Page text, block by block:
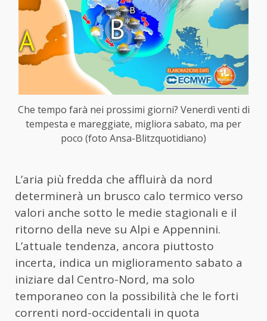
Che tempo farà nei prossimi giorni? Venerdì venti di
tempesta e mareggiate, migliora sabato, ma per
poco (foto Ansa-Blitzquotidiano)
L’aria più fredda che affluirà da nord
determinerà un brusco calo termico verso
valori anche sotto le medie stagionali e il
ritorno della neve su Alpi e Appennini.
L’attuale tendenza, ancora piuttosto
incerta, indica un miglioramento sabato a
iniziare dal Centro-Nord, ma solo
temporaneo con la possibilità che le forti
correnti nord-occidentali in quota